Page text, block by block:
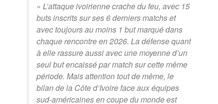
« L’attaque ivoirienne crache du feu, avec 15
buts inscrits sur ses 6 derniers matchs et
avec toujours au moins 1 but marqué dans
chaque rencontre en 2026. La défense quant
à elle rassure aussi avec une moyenne d’un
seul but encaissé par match sur cette même
période. Mais attention tout de même, le
bilan de la Côte d’Ivoire face aux équipes
sud-américaines en coupe du monde est